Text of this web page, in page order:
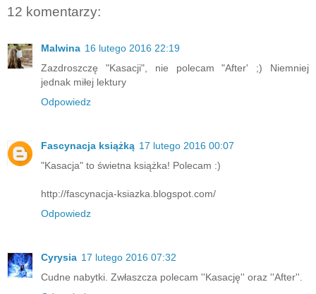
12 komentarzy:
Malwina 16 lutego 2016 22:19
Zazdroszczę "Kasacji", nie polecam "After' ;) Niemniej
jednak miłej lektury
Odpowiedz
Fascynacja książką 17 lutego 2016 00:07
"Kasacja" to świetna książka! Polecam :)
http://fascynacja-ksiazka.blogspot.com/
Odpowiedz
Cyrysia 17 lutego 2016 07:32
Cudne nabytki. Zwłaszcza polecam ''Kasację'' oraz ''After''.